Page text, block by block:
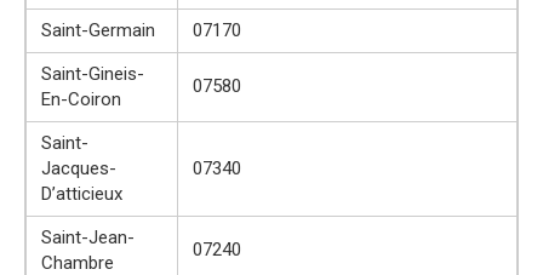
Saint-Germain
07170
Saint-Gineis-
En-Coiron
07580
Saint-
Jacques-
D’atticieux
07340
Saint-Jean-
Chambre
07240